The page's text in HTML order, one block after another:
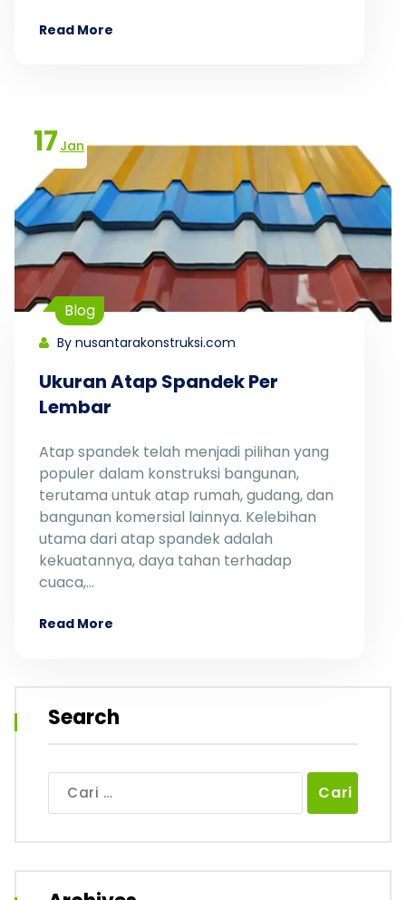
Read More
17 Jan
Blog
By nusantarakonstruksi.com
Ukuran Atap Spandek Per
Lembar
Atap spandek telah menjadi pilihan yang
populer dalam konstruksi bangunan,
terutama untuk atap rumah, gudang, dan
bangunan komersial lainnya. Kelebihan
utama dari atap spandek adalah
kekuatannya, daya tahan terhadap
cuaca,…
Read More
Search
untuk: